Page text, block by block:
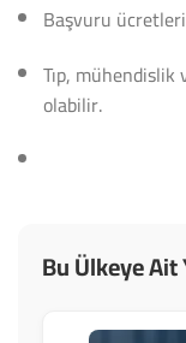
Başvuru
Tıp, mühendislik
olabilir.
Bu Ülkeye Ait